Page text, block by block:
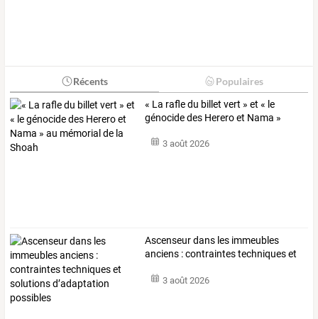
Récents Populaires
« La rafledu billet vert » et « le
génocidedes Hereroet Nama »
3 août 2026
Ascenseurdans les immeubles
anciens :contraintestechniqueset
3 août 2026